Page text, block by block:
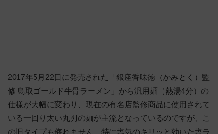
2017年5月22日に発売された「銀座香味徳（かみとく）監
修 鳥取ゴールド牛骨ラーメン」から汎用麺（熱湯4分）の
仕様が大幅に変わり、現在の有名店監修商品に使用されて
いる一回り太い丸刃の麺が主流となっているのですが、こ
の旧タイプも侮れません。特に塩気のキリッと効いた塩ラ